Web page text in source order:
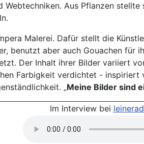
Aus Pflanzen
Malerei. Dafür stellt die
benutzt aber auch Gouachen für
Der Inhalt ihrer Bilder variiert
Farbigkeit verdichtet -
„Meine Bilder sind
Im Interview bei